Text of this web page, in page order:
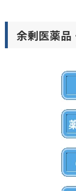
余剰医薬